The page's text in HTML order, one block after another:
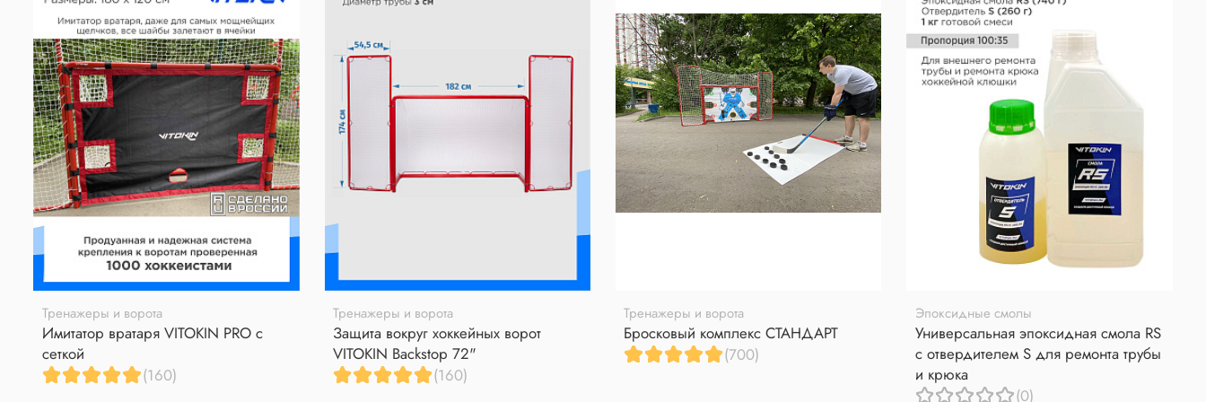
Тренажеры и ворота
Имитатор вратаря VITOKIN PRO с
сеткой
(160)
Тренажеры и ворота
Защита вокруг хоккейных ворот
VITOKIN Backstop 72"
(160)
Тренажеры и ворота
Бросковый комплекс СТАНДАРТ
(700)
Эпоксидные смолы
Универсальная эпоксидная смола RS
с отвердителем S для ремонта трубы
и крюка
(0)